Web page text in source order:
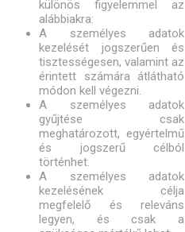
különös figyelemmel az
alábbiakra:
A személyes adatok
kezelését jogszerűen és
tisztességesen, valamint az
érintett számára átlátható
módon kell végezni.
A személyes adatok
gyűjtése csak
meghatározott, egyértelmű
és jogszerű célból
történhet.
A személyes adatok
kezelésének célja
megfelelő és releváns
legyen, és csak a